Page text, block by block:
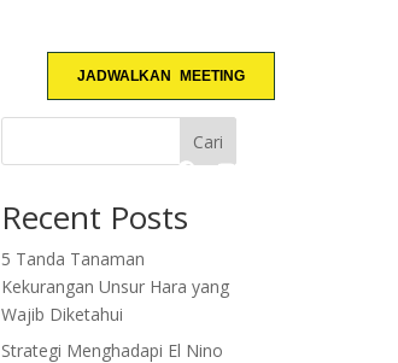
JADWALKAN MEETING
Cari
Recent Posts
5 Tanda Tanaman
Kekurangan Unsur Hara yang
Wajib Diketahui
Strategi Menghadapi El Nino